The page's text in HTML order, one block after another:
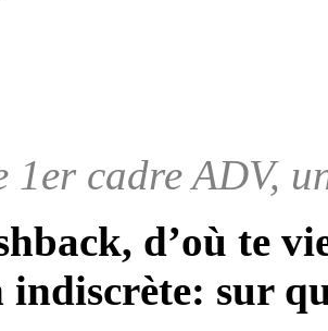
1er cadre ADV,
d’où te
indiscrète: sur